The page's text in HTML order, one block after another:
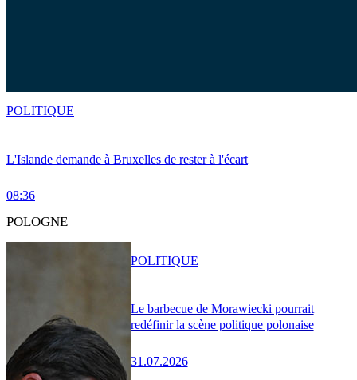
L'Islande demande à Bruxelles de rester à l'écart
08:36
POLITIQUE
POLOGNE
Le barbecue de Morawiecki pourrait
redéfinir la scène politique polonaise
31.07.2026
POLITIQUE